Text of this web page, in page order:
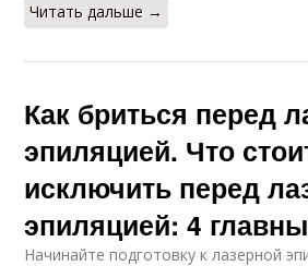
Читать дальше →
Как бриться перед
эпиляцией. Что
исключить перед
эпиляцией: 4
Начинайте подготовку к лазерной